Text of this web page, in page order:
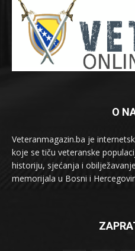
O
Veteranmagazin.ba je
koje se tiču veteranske
historiju, sjećanja i
memorijala u Bosni i